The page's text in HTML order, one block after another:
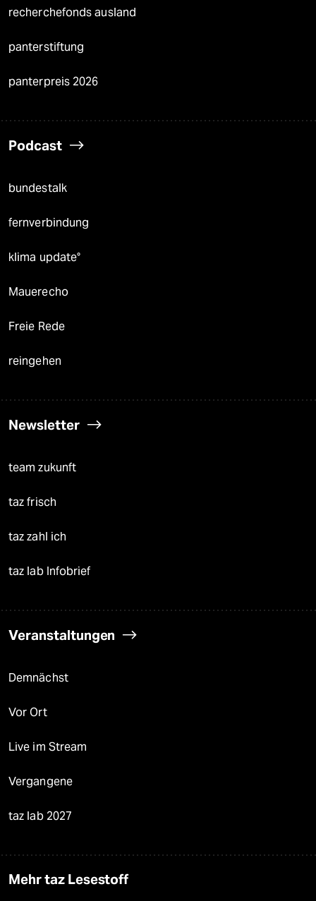
recherchefonds ausland
panterstiftung
panterpreis 2026
Podcast
bundestalk
fernverbindung
klima update°
Mauerecho
Freie Rede
reingehen
Newsletter
team zukunft
taz frisch
taz zahl ich
taz lab Infobrief
Veranstaltungen
Demnächst
Vor Ort
Live im Stream
Vergangene
taz lab 2027
Mehr taz Lesestoff